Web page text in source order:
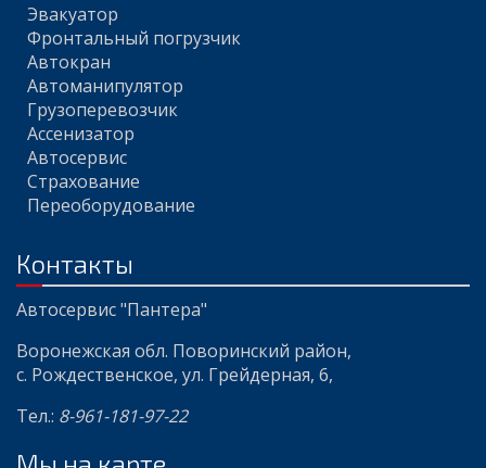
Эвакуатор
Фронтальный погрузчик
Автокран
Автоманипулятор
Грузоперевозчик
Ассенизатор
Автосервис
Страхование
Переоборудование
Контакты
Aвтосервис "Пантера"
Воронежская обл. Поворинский район,
с. Рождественское, ул. Грейдерная, 6,
Тел.: 8-961-181-97-22